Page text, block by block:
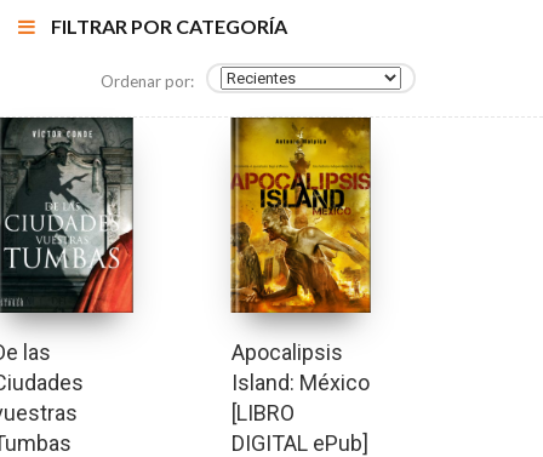
FILTRAR POR CATEGORÍA
Ordenar por:
las
Apocalipsis
Island: México
[LIBRO
DIGITAL ePub]